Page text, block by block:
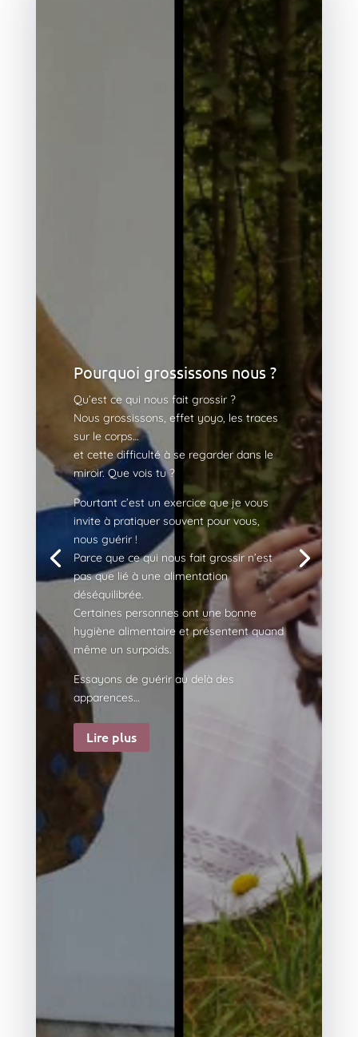
Pourquoi grossissons nous ?
Qu’est ce qui nous fait grossir ?
Nous grossissons, effet yoyo, les traces
sur le corps…
et cette difficulté à se regarder dans le
miroir. Que vois tu ?
Pourtant c’est un exercice que je vous
invite à pratiquer souvent pour vous,
nous guérir !
Parce que ce qui nous fait grossir n’est
pas que lié à une alimentation
déséquilibrée.
Certaines personnes ont une bonne
hygiène alimentaire et présentent quand
même un surpoids.
Essayons de guérir au delà des
apparences…
Lire plus